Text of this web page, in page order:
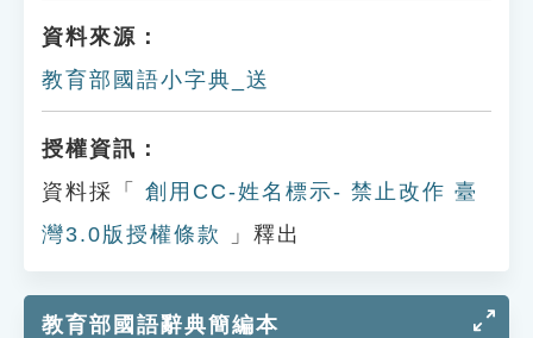
資料來源：
教育部國語小字典_送
授權資訊：
資料採「
創用CC-姓名標示- 禁止改作 臺
灣3.0版授權條款
」釋出
教育部國語辭典簡編本